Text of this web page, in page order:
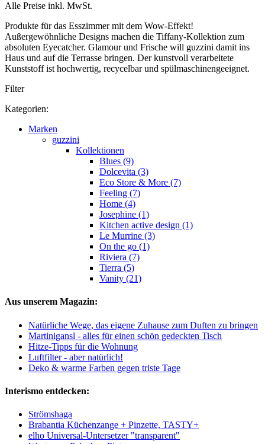
Alle Preise inkl. MwSt.
Produkte für das Esszimmer mit dem Wow-Effekt!
Außergewöhnliche Designs machen die Tiffany-Kollektion zum
absoluten Eyecatcher. Glamour und Frische will guzzini damit ins
Haus und auf die Terrasse bringen. Der kunstvoll verarbeitete
Kunststoff ist hochwertig, recycelbar und spülmaschinengeeignet.
Filter
Kategorien:
Marken
guzzini
Kollektionen
Blues (9)
Dolcevita (3)
Eco Store & More (7)
Feeling (7)
Home (4)
Josephine (1)
Kitchen active design (1)
Le Murrine (3)
On the go (1)
Riviera (7)
Tierra (5)
Vanity (21)
Aus unserem Magazin:
Natürliche Wege, das eigene Zuhause zum Duften zu bringen
Martinigansl - alles für einen schön gedeckten Tisch
Hitze-Tipps für die Wohnung
Luftfilter - aber natürlich!
Deko & warme Farben gegen triste Tage
Interismo entdecken:
Strömshaga
Brabantia Küchenzange + Pinzette, TASTY+
elho Universal-Untersetzer "transparent"